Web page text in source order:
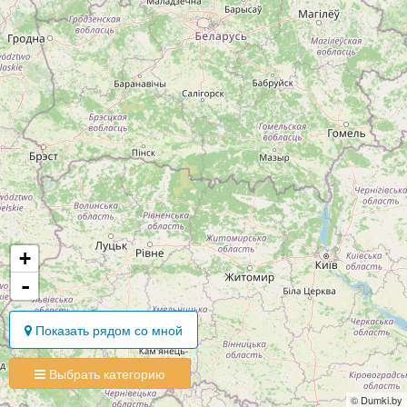
+
-
Показать рядом со мной
Выбрать категорию
© Dumki.by